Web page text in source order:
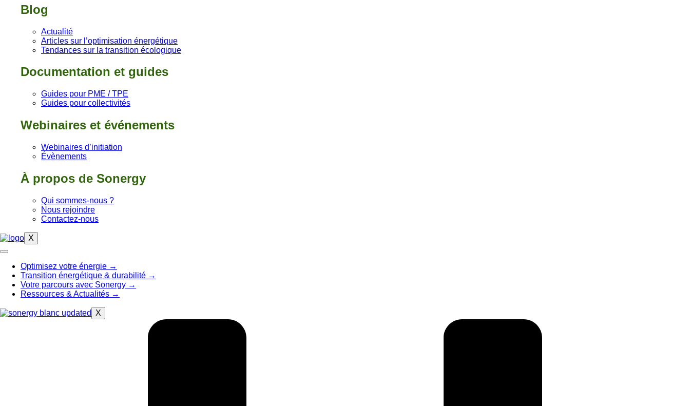
Blog
Actualité
Articles sur l’optimisation énergétique
Tendances sur la transition écologique
Documentation et guides
Guides pour PME / TPE
Guides pour collectivités
Webinaires et événements
Webinaires d’initiation
Évènements
À propos de Sonergy
Qui sommes-nous ?
Nous rejoindre
Contactez-nous
X
Optimisez votre énergie →
Transition énergétique & durabilité →
Votre parcours avec Sonergy →
Ressources & Actualités →
X